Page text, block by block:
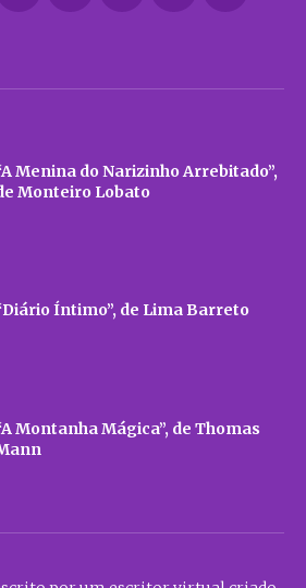
Menina do Narizinho Arrebitado”,
Monteiro Lobato
Íntimo”, de Lima Barreto
Montanha Mágica”, de Thomas